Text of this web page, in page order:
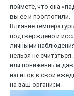
поймете, что она
вы ее и проглотили.
Влияние
подтверждено и
личными
нельзя не
или пониженным
напиток в свой
на ваш организм.